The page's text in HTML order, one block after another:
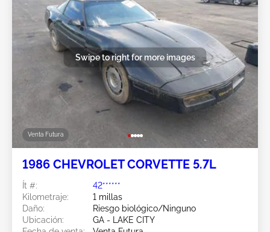
Venta Futura
Swipe to right for more images
1986 CHEVROLET CORVETTE 5.7L
Ít #:
42******
Kilometraje:
1 millas
Daño:
Riesgo biológico/Ninguno
Ubicación:
GA - LAKE CITY